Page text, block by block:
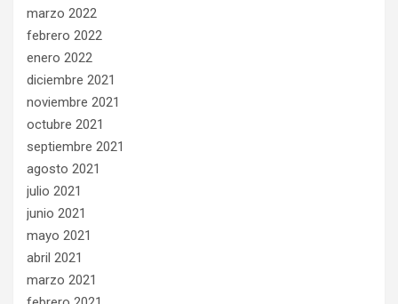
marzo 2022
febrero 2022
enero 2022
diciembre 2021
noviembre 2021
octubre 2021
septiembre 2021
agosto 2021
julio 2021
junio 2021
mayo 2021
abril 2021
marzo 2021